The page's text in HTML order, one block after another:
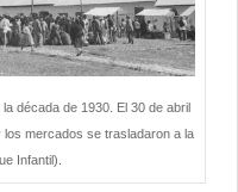
década de 1930. El 30 de abril
mercados se trasladaron a la
Infantil).